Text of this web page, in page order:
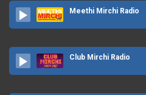
Meethi Mirchi Radio
Club Mirchi Radio